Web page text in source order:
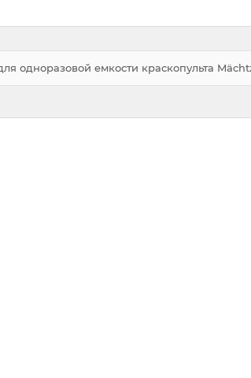
одноразовой емкости краскопульта